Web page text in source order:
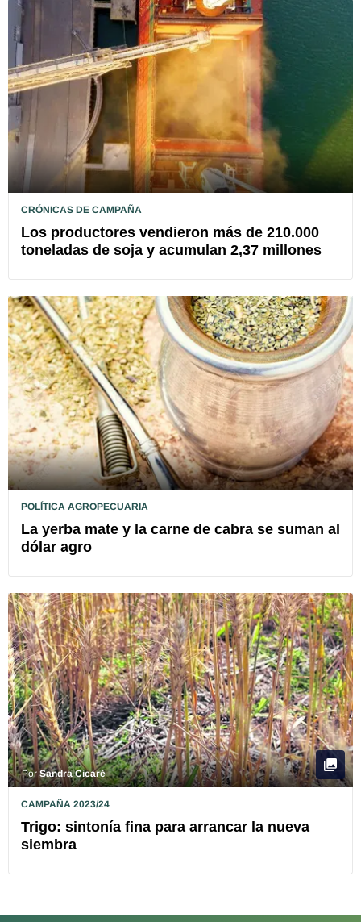
CRÓNICAS DE CAMPAÑA
Los productores vendieron más de 210.000
toneladas de soja y acumulan 2,37 millones
POLÍTICA AGROPECUARIA
La yerba mate y la carne de cabra se suman al
dólar agro
PorSandra Cicaré
CAMPAÑA 2023/24
Trigo: sintonía fina para arrancar la nueva
siembra